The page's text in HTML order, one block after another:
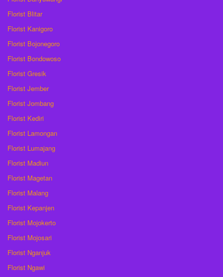
Florist Blitar
Florist Kanigoro
Florist Bojonegoro
Florist Bondowoso
Florist Gresik
Florist Jember
Florist Jombang
Florist Kediri
Florist Lamongan
Florist Lumajang
Florist Madiun
Florist Magetan
Florist Malang
Florist Kepanjen
Florist Mojokerto
Florist Mojosari
Florist Nganjuk
Florist Ngawi